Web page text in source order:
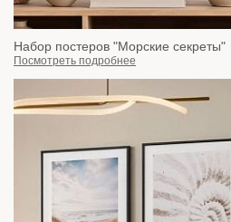
Набор постеров "Морские секреты"
Посмотреть подробнее